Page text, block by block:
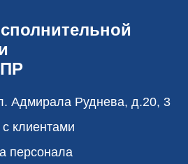
Адмирала Руднева, д.20, 3
клиентами
персонала